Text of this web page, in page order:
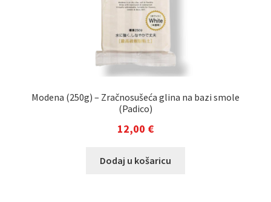
Modena (250g) – Zračnosušeća glina na bazi smole
(Padico)
12,00 €
Dodaj u košaricu